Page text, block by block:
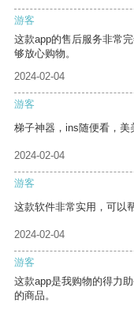
游客
这款app的售后服务非常
够放心购物。
2024-02-04
游客
梯子神器，ins随便看，美
2024-02-04
游客
这款软件非常实用，可以
2024-02-04
游客
这款app是我购物的得力
的商品。